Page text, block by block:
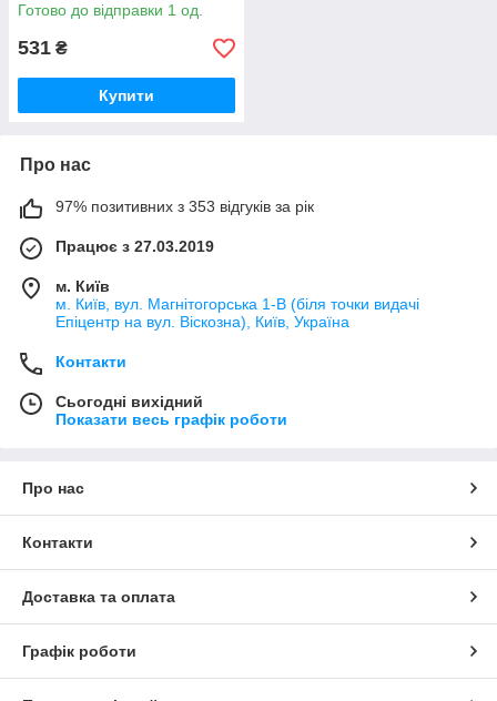
Готово до відправки 1 од.
531 ₴
Купити
Про нас
97% позитивних з 353 відгуків за рік
Працює з 27.03.2019
м. Київ
м. Київ, вул. Магнітогорська 1-В (біля точки видачі
Епіцентр на вул. Віскозна), Київ, Україна
Контакти
Сьогодні вихідний
Показати весь графік роботи
Про нас
Контакти
Доставка та оплата
Графік роботи